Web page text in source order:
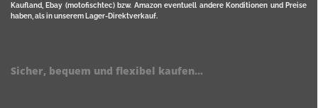
Kaufland, Ebay (motofischtec) bzw. Amazon eventuell andere Konditionen und Preise
haben, als in unserem Lager-Direktverkauf.
Sicher, bequem und flexibel kaufen...